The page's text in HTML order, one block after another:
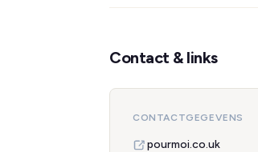
Contact & links
CONTACTGEGEVENS
pourmoi.co.uk